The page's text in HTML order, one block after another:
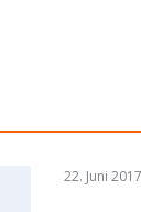
22. Juni 2017